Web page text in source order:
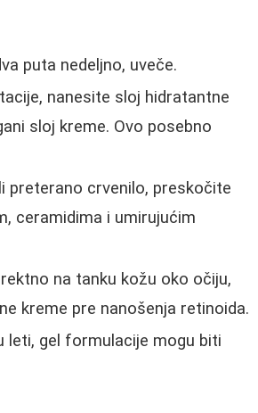
puta nedeljno, uveče.
nanesite sloj hidratantne
sloj kreme. Ovo posebno
preterano crvenilo, preskočite
ceramidima i umirujućim
na tanku kožu oko očiju,
kreme pre nanošenja retinoida.
leti, gel formulacije mogu biti